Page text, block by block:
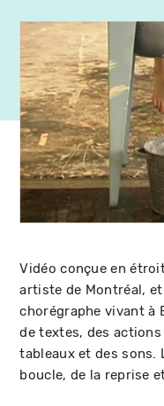
Vidéo conçue en
artiste de Montréal,
chorégraphe vivant à
de textes, des
tableaux et des sons.
boucle, de la reprise